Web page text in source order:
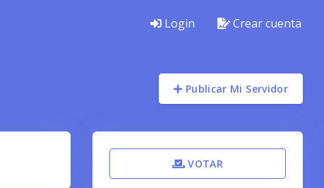
Login Crear cuenta
Publicar Mi Servidor
VOTAR